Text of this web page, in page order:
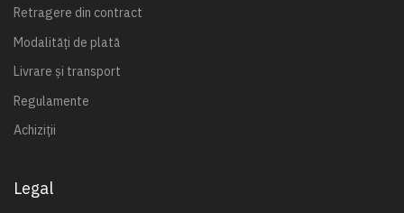
Retragere din contract
Modalități de plată
Livrare și transport
Regulamente
Achiziții
Legal